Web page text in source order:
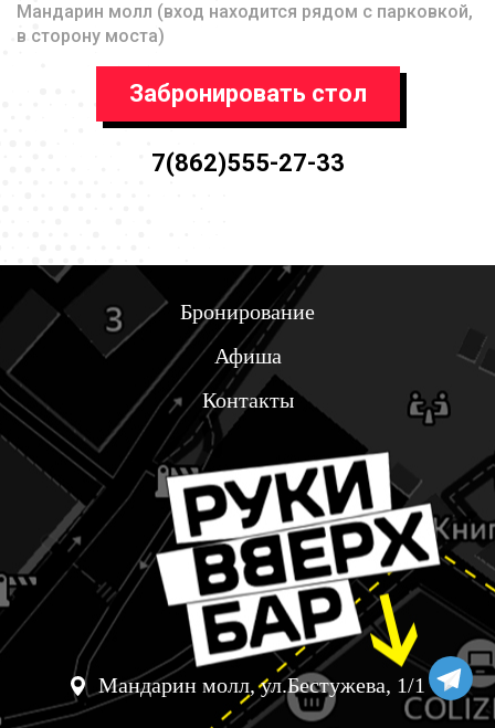
Мандарин молл (вход находится рядом с парковкой,
в сторону моста)
Забронировать стол
7(862)555-27-33
Бронирование
Афиша
Контакты
Мандарин молл, ул.Бестужева, 1/1